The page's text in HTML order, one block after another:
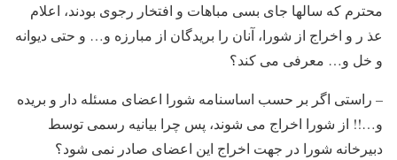
محترم که سالها جای بسی مباهات و افتخار رجوی بودند، اعلام
عذ ر و اخراج از شورا، آنان را بریدگان از مبارزه و… و حتی دیوانه
و خل و… معرفی می کند؟
– راستی اگر بر حسب اساسنامه شورا اعضای مسئله دار و بریده
و…!! از شورا اخراج می شوند، پس چرا بیانیه رسمی توسط
دبیرخانه شورا در جهت اخراج این اعضای صادر نمی شود؟